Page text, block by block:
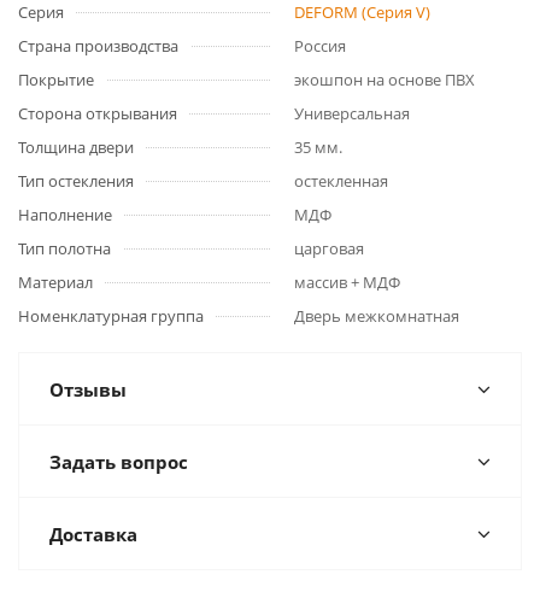
Серия
DEFORM (Серия V)
Страна производства
Россия
Покрытие
экошпон на основе ПВХ
Сторона открывания
Универсальная
Толщина двери
35 мм.
Тип остекления
остекленная
Наполнение
МДФ
Тип полотна
царговая
Материал
массив + МДФ
Номенклатурная группа
Дверь межкомнатная
Отзывы
Задать вопрос
Доставка